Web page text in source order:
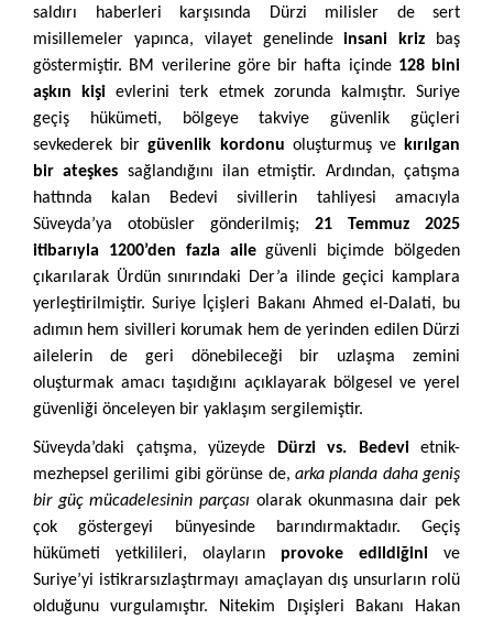
saldırı haberleri karşısında Dürzi milisler de sert
misillemeler yapınca, vilayet genelindeinsani kriz baş
göstermiştir. BM verilerine göre bir hafta içinde 128 bini
aşkın kişi evlerini terk etmek zorunda kalmıştır. Suriye
geçiş hükümeti, bölgeye takviye güvenlik güçleri
sevkederek birgüvenlik kordonu oluşturmuş ve kırılgan
bir ateşkes sağlandığını ilan etmiştir. Ardından, çatışma
hattında kalan Bedevi sivillerin tahliyesi amacıyla
Süveyda’ya otobüsler gönderilmiş; 21 Temmuz 2025
itibarıyla 1200’den fazla ailegüvenli biçimde bölgeden
çıkarılarak Ürdün sınırındaki Der’a ilinde geçici kamplara
yerleştirilmiştir. Suriye İçişleri Bakanı Ahmed el-Dalati, bu
adımın hem sivilleri korumak hem de yerinden edilen Dürzi
ailelerin de geri dönebileceği bir uzlaşma zemini
oluşturmak amacı taşıdığını açıklayarak bölgesel ve yerel
güvenliği önceleyen bir yaklaşım sergilemiştir.
Süveyda’daki çatışma, yüzeyde Dürzi vs. Bedevietnik-
mezhepsel gerilimi gibi görünse de, arka planda daha geniş
bir güç mücadelesinin parçası olarak okunmasına dair pek
çok göstergeyi bünyesinde barındırmaktadır. Geçiş
hükümeti yetkilileri, olayların provoke edildiğini ve
Suriye’yi istikrarsızlaştırmayı amaçlayan dış unsurların rolü
olduğunu vurgulamıştır. Nitekim Dışişleri Bakanı Hakan